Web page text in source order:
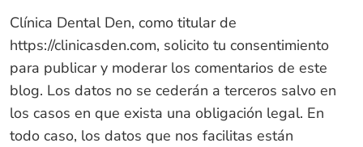
Clínica Dental Den, como titular de
https://clinicasden.com, solicito tu consentimiento
para publicar y moderar los comentarios de este
blog. Los datos no se cederán a terceros salvo en
los casos en que exista una obligación legal. En
todo caso, los datos que nos facilitas están